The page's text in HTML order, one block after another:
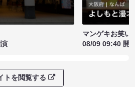
マンゲキお笑い
08/09 09:40 開
トを閲覧する